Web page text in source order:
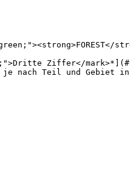
Ziffer</
nach Teil und Gebiet in